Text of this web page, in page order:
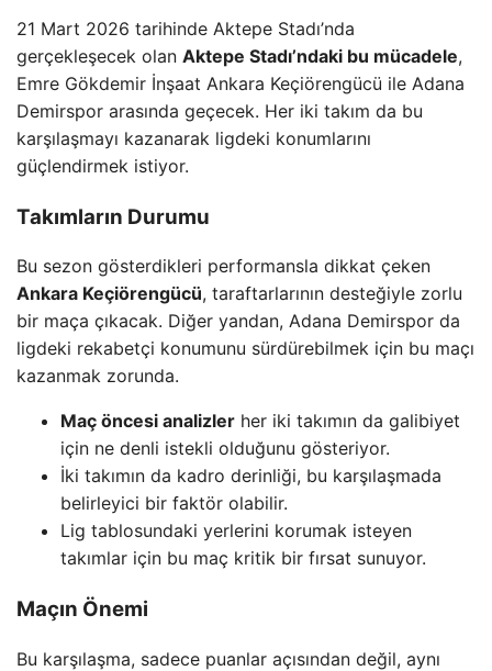
21 Mart 2026 tarihinde Aktepe Stadı’nda
gerçekleşecek olan Aktepe Stadı’ndaki bu mücadele,
Emre Gökdemir İnşaat Ankara Keçiörengücü ile Adana
Demirspor arasında geçecek. Her iki takım da bu
karşılaşmayı kazanarak ligdeki konumlarını
güçlendirmek istiyor.
Takımların Durumu
Bu sezon gösterdikleri performansla dikkat çeken
Ankara Keçiörengücü, taraftarlarının desteğiyle zorlu
bir maça çıkacak. Diğer yandan, Adana Demirspor da
ligdeki rekabetçi konumunu sürdürebilmek için bu maçı
kazanmak zorunda.
Maç öncesi analizler her iki takımın da galibiyet
için ne denli istekli olduğunu gösteriyor.
İki takımın da kadro derinliği, bu karşılaşmada
belirleyici bir faktör olabilir.
Lig tablosundaki yerlerini korumak isteyen
takımlar için bu maç kritik bir fırsat sunuyor.
Maçın Önemi
Bu karşılaşma, sadece puanlar açısından değil, aynı